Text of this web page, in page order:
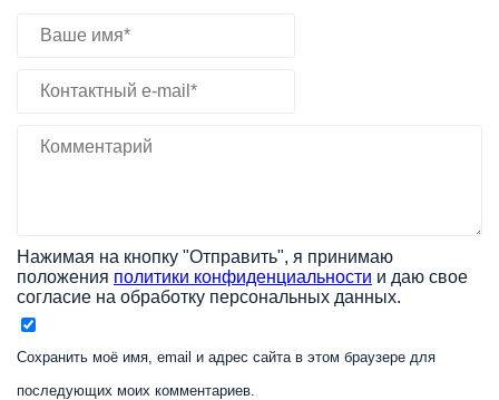
Нажимая на кнопку "Отправить", я принимаю
положения политики конфиденциальности и даю свое
согласие на обработку персональных данных.
Сохранить моё имя, email и адрес сайта в этом браузере для
последующих моих комментариев.